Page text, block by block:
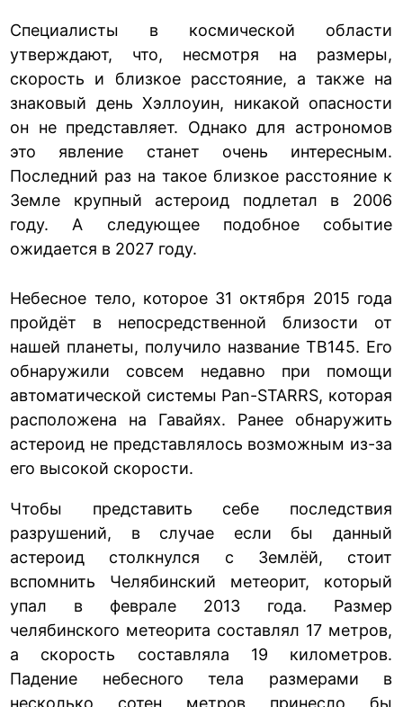
Специалисты в космической области
утверждают, что, несмотря на размеры,
скорость и близкое расстояние, а также на
знаковый день Хэллоуин, никакой опасности
он не представляет. Однако для астрономов
это явление станет очень интересным.
Последний раз на такое близкое расстояние к
Земле крупный астероид подлетал в 2006
году. А следующее подобное событие
ожидается в 2027 году.
Небесное тело, которое 31 октября 2015 года
пройдёт в непосредственной близости от
нашей планеты, получило название TB145. Его
обнаружили совсем недавно при помощи
автоматической системы Pan-STARRS, которая
расположена на Гавайях. Ранее обнаружить
астероид не представлялось возможным из-за
его высокой скорости.
Чтобы представить себе последствия
разрушений, в случае если бы данный
астероид столкнулся с Землёй, стоит
вспомнить Челябинский метеорит, который
упал в феврале 2013 года. Размер
челябинского метеорита составлял 17 метров,
а скорость составляла 19 километров.
Падение небесного тела размерами в
несколько сотен метров принесло бы